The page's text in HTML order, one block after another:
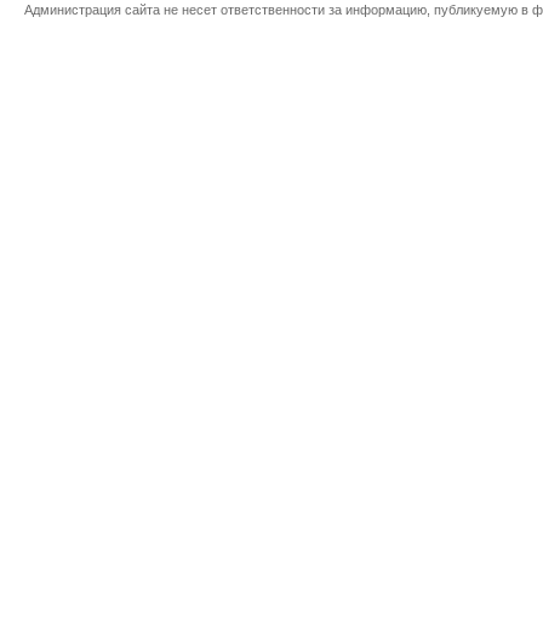
Администрация сайта не несет ответственности за информацию, публикуемую